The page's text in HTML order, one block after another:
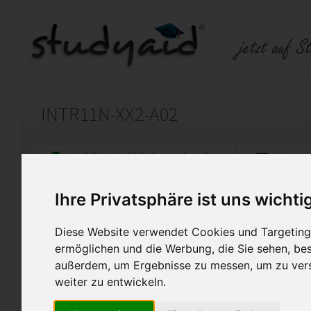
Ihre Privatsphäre ist uns
Diese Website verwendet Cookies und
ermöglichen und die Werbung, die Sie sehen,
außerdem, um Ergebnisse zu messen, um zu
weiter zu entwickeln.
INTR11N-XX2-A02
Auf StudyAid.de verkaufen
Startseite Finanzwesen
Weitere Bestandteile des
Ich biete hier meine ESA zu
Punkten - Note 1 (benotet
Angaben dürfen nicht 1:1